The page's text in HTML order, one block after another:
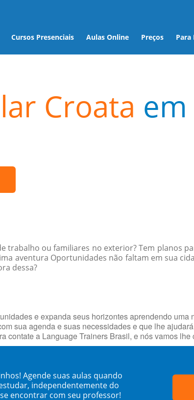
Cursos Presenciais Aulas Online Preços Para
Croata em
trabalho ou familiares no exterior? Tem planos
aventura Oportunidades não faltam em sua
dessa?
e expanda seus horizontes aprendendo
sua agenda e suas necessidades e que lhe
contate a Language Trainers Brasil, e nós vamos
Agende suas aulas quando
independentemente do
encontrar com seu professor!